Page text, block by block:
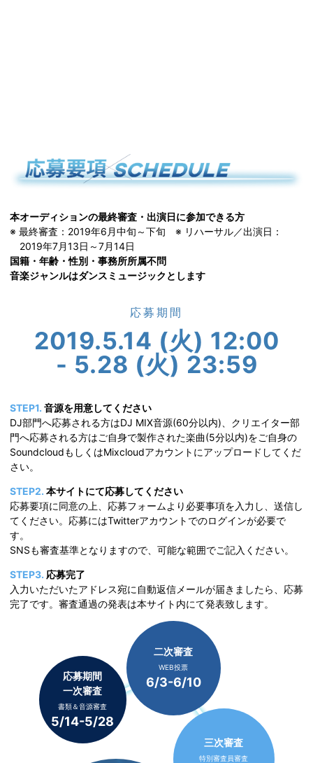
本オーディションの最終審査・出演日に参加できる方
※ 最終審査：2019年6月中旬～下旬 ※ リハーサル／出演日：
2019年7月13日～7月14日
国籍・年齢・性別・事務所所属不問
音楽ジャンルはダンスミュージックとします
応募期間
2019.5.14 (火) 12:00
- 5.28 (火) 23:59
STEP1. 音源を用意してください
DJ部門へ応募される方はDJ MIX音源(60分以内)、クリエイター部
門へ応募される方はご自身で製作された楽曲(5分以内)をご自身の
SoundcloudもしくはMixcloudアカウントにアップロードしてくだ
さい。
STEP2. 本サイトにて応募してください
応募要項に同意の上、応募フォームより必要事項を入力し、送信し
てください。応募にはTwitterアカウントでのログインが必要で
す。
SNSも審査基準となりますので、可能な範囲でご記入ください。
STEP3. 応募完了
入力いただいたアドレス宛に自動返信メールが届きましたら、応募
完了です。審査通過の発表は本サイト内にて発表致します。
応募期間
一次審査
書類＆音源審査
5/14-5/28
二次審査
WEB投票
6/3-6/10
三次審査
特別審査員審査